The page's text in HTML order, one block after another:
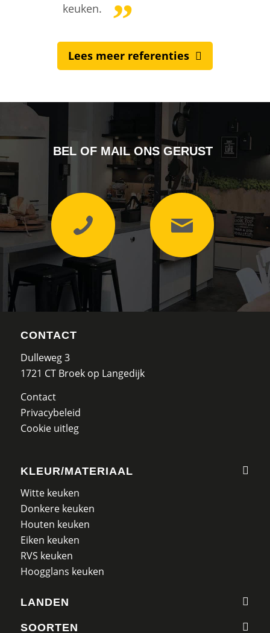
keuken.
Lees meer referenties
BEL OF MAIL ONS GERUST
CONTACT
Dulleweg 3
1721 CT Broek op Langedijk
Contact
Privacybeleid
Cookie uitleg
KLEUR/MATERIAAL
Witte keuken
Donkere keuken
Houten keuken
Eiken keuken
RVS keuken
Hoogglans keuken
LANDEN
SOORTEN